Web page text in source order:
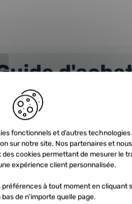
?
mon véhicule ?
turbo?
fonctionnels et d’autres technologies
sur notre site. Nos partenaires et
cookies permettant de mesurer le
expérience client personnalisée.
à tout moment en cliquant
bas de n'importe quelle page.